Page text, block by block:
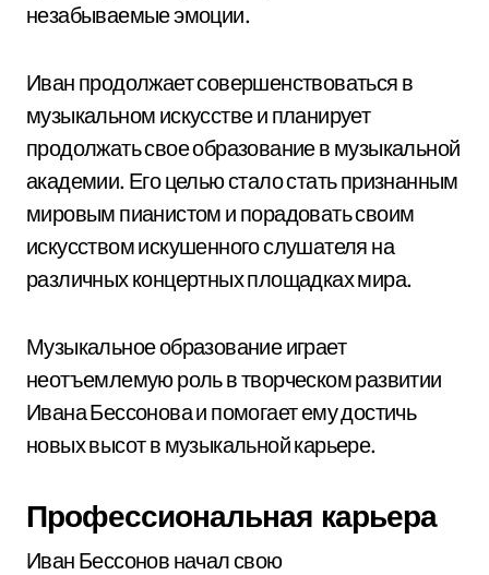
незабываемые эмоции.
Иван продолжает совершенствоваться в
музыкальном искусстве и планирует
продолжать свое образование в музыкальной
академии. Его целью стало стать признанным
мировым пианистом и порадовать своим
искусством искушенного слушателя на
различных концертных площадках мира.
Музыкальное образование играет
неотъемлемую роль в творческом развитии
Ивана Бессонова и помогает ему достичь
новых высот в музыкальной карьере.
Профессиональная карьера
Иван Бессонов начал свою